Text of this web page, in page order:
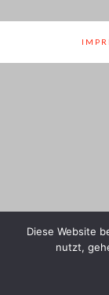
Diese Website
nutzt,